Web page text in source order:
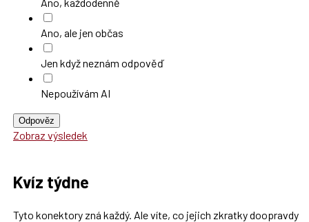
Ano, ale jen občas
Jen když neznám odpověď
Nepoužívám AI
Odpověz
Zobraz výsledek
Kvíz týdne
Tyto konektory zná každý. Ale víte, co jejich zkratky doopravdy